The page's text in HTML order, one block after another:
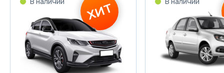
Длина
4833 мм
Ширина
1905 мм